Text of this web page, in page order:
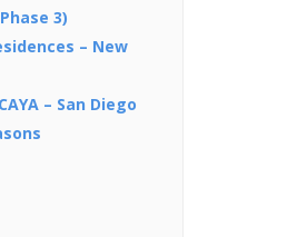
3)
– New
– San Diego